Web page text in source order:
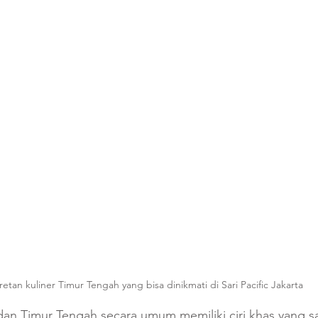
kuliner Timur Tengah yang bisa dinikmati di Sari Pacific Jakarta